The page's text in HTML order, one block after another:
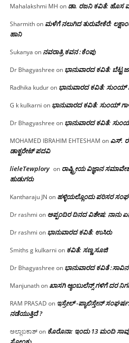
Mahalakshmi MH on ಡಾ. ರಜನಿ ಕವಿತೆ: ಹೊಸ
Sharmithon ಮಳೆಗೆ ನಲುಗಿದ ತುರುವೇಕೆರೆ:
ಹಾನಿ
Sukanya on ನವರಾತ್ರಿ ಕವನ :ಕೆಂಪು
Dr Bhagyashree on ಭಾನುವಾರದ ಕವಿತೆ: ಬೆಟ್ಟ
Radhika kuduron ಭಾನುವಾರದ ಕವಿತೆ: ಸುಂಯ್
G k kulkarni on ಭಾನುವಾರದ ಕವಿತೆ: ಸುಂಯ್
Dr Bhagyashree on ಭಾನುವಾರದ ಕವಿತೆ:
MOHAMED IBRAHIM EHTESHAM on ಎಸ್.
ಡಾಕ್ಟರೇಟ್ ಪದವಿ
lieleTewplory on ರಾಷ್ಟ್ರೀಯ ವಿಜ್ಞಾನ
ಹುಡುಗರು
Kantharaju JN on ಹಳ್ಳಿಯಲ್ಲೊಂದು ಪರಿಸರ ಸಂಘ
Dr rashmi on ಅಪ್ಪಂದಿರ ದಿನದ ವಿಶೇಷ: ನಾನು
Dr rashmi on ಭಾನುವಾರದ ಕವಿತೆ: ಉಸಿರು
Smiths g kulkarni on ಕವಿತೆ: ಸಣ್ಣ ಸೂಜಿ
Dr Bhagyashree on ಭಾನುವಾರದ ಕವಿತೆ
Manjunathonಖಾಸಗಿ ಆ್ಯಂಬುಲೆನ್ಸ್ ಗಳಿಗೆ ದರ
RAM PRASAD on ಇಸ್ರೇಲ್ -ಪ್ಯಾಲಿಸ್ತೇನ್
ನಡೆಯುತ್ತಿದೆ ?
ಅಲ್ಲಾಬಕಾಶ್on ಕೊರೊನಾ: ಇಂದು 13 ಮಂದಿ